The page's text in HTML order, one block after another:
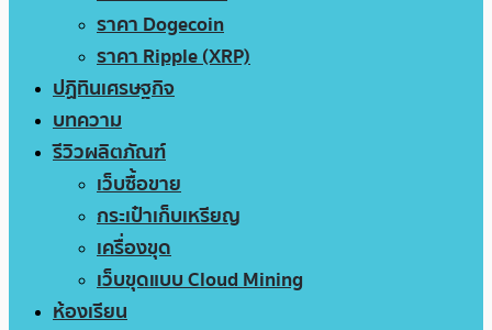
ราคา Dogecoin
ราคา Ripple (XRP)
ปฏิทินเศรษฐกิจ
บทความ
รีวิวผลิตภัณฑ์
เว็บซื้อขาย
กระเป๋าเก็บเหรียญ
เครื่องขุด
เว็บขุดแบบ Cloud Mining
ห้องเรียน